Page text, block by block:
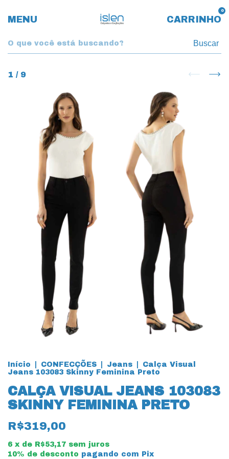
MENU CARRINHO
0
Buscar
1 / 9
Início CONFECÇÕES Jeans
Calça Visual
Jeans 103083 Skinny Feminina Preto
CALÇA VISUAL JEANS 103083
SKINNY FEMININA PRETO
R$319,00
6 x de R$53,17 sem juros
10% de desconto pagando com Pix